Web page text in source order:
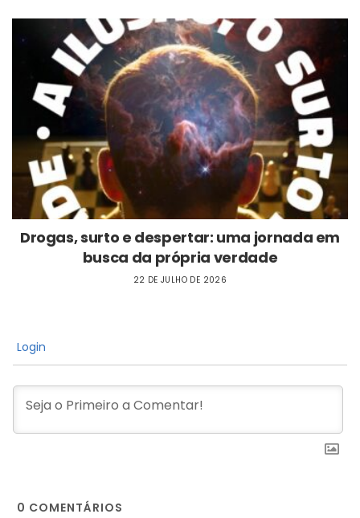
Drogas, surto e despertar: uma jornada em
busca da própria verdade
22 DE JULHO DE 2026
Login
0 COMENTÁRIOS